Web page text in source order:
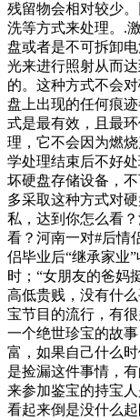
残留物会相对较少
洗等方式来处理。.
盘或者是不可拆卸
光来进行照射从而
的。这种方式不会
盘上出现的任何痕
式是最有效，且最
理，它不会因为燃
学处理结束后不好
坏硬盘存储设备，
多采取这种方式对
私，达到你怎么看
看？河南一对#后情
侣毕业后“继承家业
时；“女朋友的爸妈
高低贵贱，没有什
宝节目的流行，有
一个绝世珍宝的故
富，如果自己什么
是捡漏这件事情，
来参加鉴宝的持宝
看起来倒是没什么